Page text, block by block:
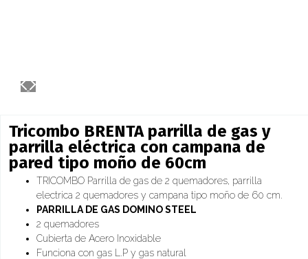
Tricombo BRENTA parrilla de gas y
parrilla eléctrica con campana de
pared tipo moño de 60cm
TRICOMBO Parrilla de gas de 2 quemadores, parrilla
electrica 2 quemadores y campana tipo moño de 60 cm.
PARRILLA DE GAS DOMINO STEEL
2 quemadores
Cubierta de Acero Inoxidable
Funciona con gas L.P y gas natural